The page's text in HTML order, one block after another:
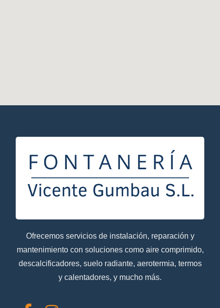
Ofrecemos servicios de instalación, reparación y
mantenimiento con soluciones como aire comprimido,
descalcificadores, suelo radiante, aerotermia, termos
y calentadores, y mucho más.